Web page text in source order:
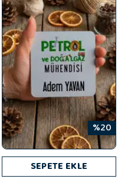
%20
SEPETE EKLE